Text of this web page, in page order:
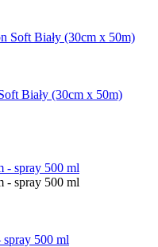
Biały (30cm x 50m)
500 ml